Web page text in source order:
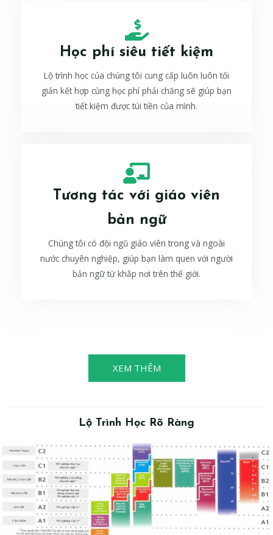
Học phí siêu tiết kiệm
Lộ trình học của chúng tôi cung cấp luôn luôn tối
giản kết hợp cùng học phí phải chăng sẽ giúp bạn
tiết kiệm được túi tiền của mình.
Tương tác với giáo viên
bản ngữ
Chúng tôi có đội ngũ giáo viên trong và ngoài
nước chuyên nghiệp, giúp bạn làm quen với người
bản ngữ từ khắp nơi trên thế giới.
XEM THÊM
Lộ Trình Học Rõ Ràng